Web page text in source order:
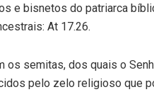
e bisnetos do patriarca
At 17.26.
os semitas, dos quais o
pelo zelo religioso que